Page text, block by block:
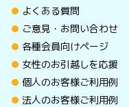
よくある質問
ご意見・お問い合わせ
各種会員向けページ
女性のお引越しを応援
個人のお客様ご利用例
法人のお客様ご利用例